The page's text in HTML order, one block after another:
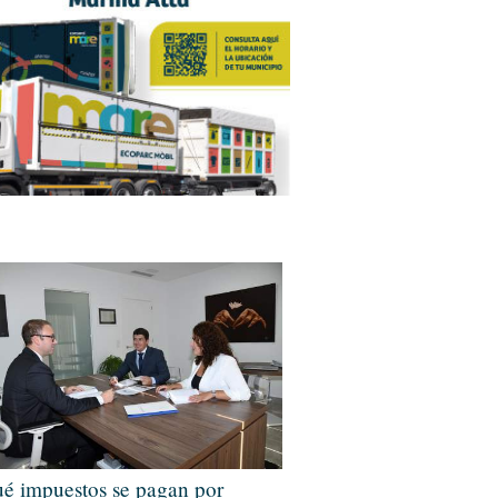
impuestos se pagan por